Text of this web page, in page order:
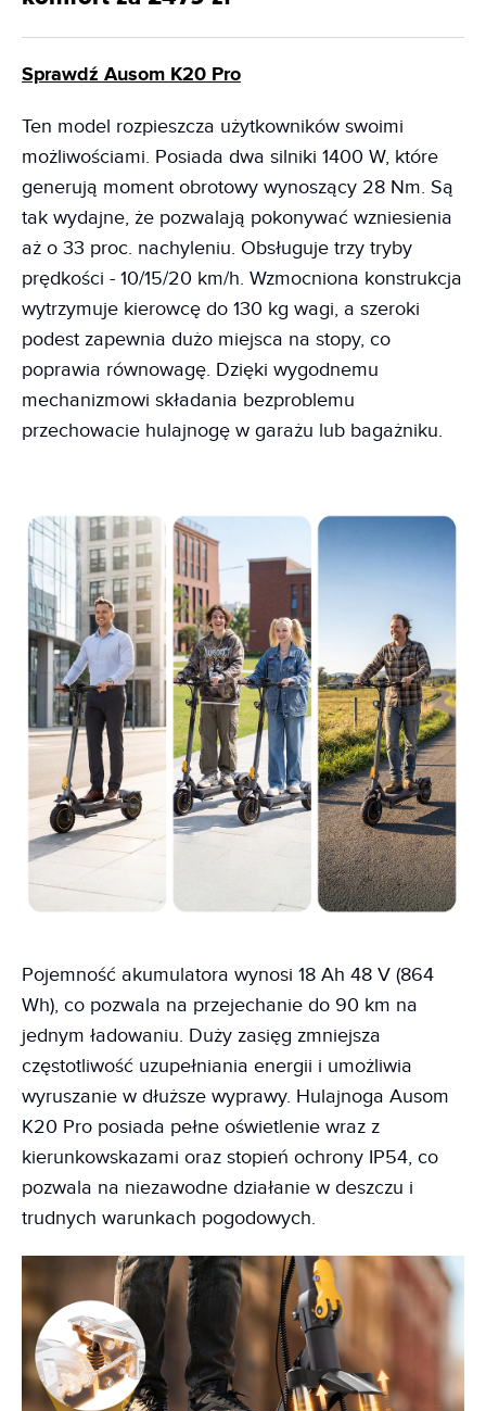
Sprawdź Ausom K20 Pro
Ten model rozpieszcza użytkowników swoimi
możliwościami. Posiada dwa silniki 1400 W, które
generują moment obrotowy wynoszący 28 Nm. Są
tak wydajne, że pozwalają pokonywać wzniesienia
aż o 33 proc. nachyleniu. Obsługuje trzy tryby
prędkości - 10/15/20 km/h. Wzmocniona konstrukcja
wytrzymuje kierowcę do 130 kg wagi, a szeroki
podest zapewnia dużo miejsca na stopy, co
poprawia równowagę. Dzięki wygodnemu
mechanizmowi składania bezproblemu
przechowacie hulajnogę w garażu lub bagażniku.
Pojemność akumulatora wynosi 18 Ah 48 V (864
Wh), co pozwala na przejechanie do 90 km na
jednym ładowaniu. Duży zasięg zmniejsza
częstotliwość uzupełniania energii i umożliwia
wyruszanie w dłuższe wyprawy. Hulajnoga Ausom
K20 Pro posiada pełne oświetlenie wraz z
kierunkowskazami oraz stopień ochrony IP54, co
pozwala na niezawodne działanie w deszczu i
trudnych warunkach pogodowych.